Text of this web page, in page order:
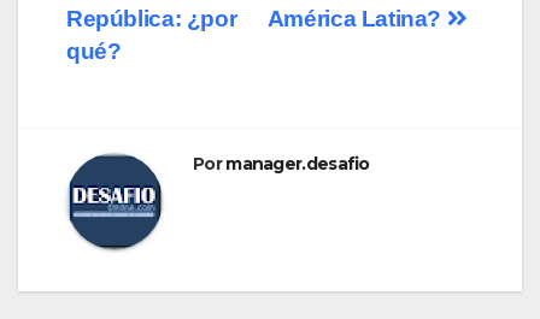
América Latina?
República: ¿por
qué?
Pormanager.desafio